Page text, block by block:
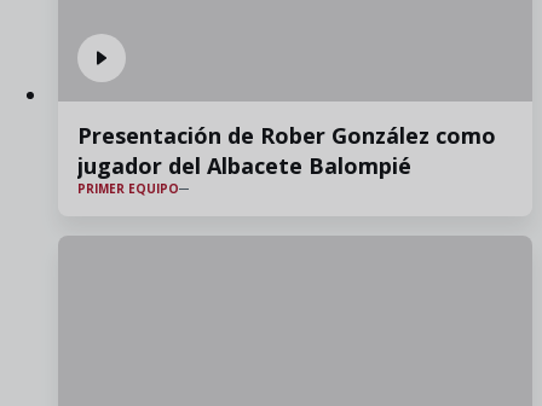
Presentación de Rober González como
jugador del Albacete Balompié
PRIMER EQUIPO